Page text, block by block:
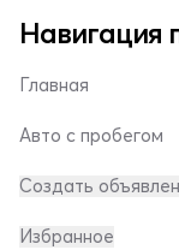
Навигация
Главная
Авто с пробегом
Создать
Избранное